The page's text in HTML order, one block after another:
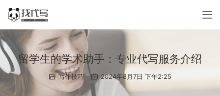
留学生的学术助手：专业代写服务介绍
写作技巧 2024年8月7日 下午2:25